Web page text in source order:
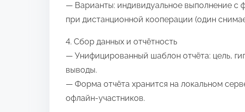
— Варианты: индивидуальное выполнение с
при дистанционной кооперации (один
4. Сбор данных и отчётность
— Унифицированный шаблон отчёта: цель,
выводы.
— Форма отчёта хранится на локальном
офлайн‑участников.